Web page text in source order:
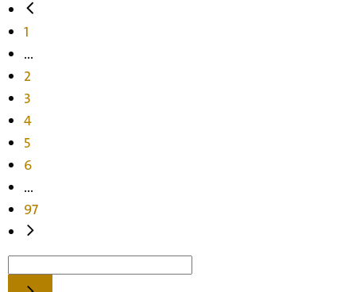
1
...
2
3
4
5
6
...
97